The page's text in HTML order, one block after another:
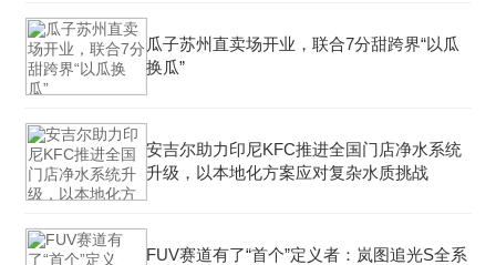
瓜子苏州直卖场开业，联合7分甜跨界“以瓜
换瓜”
安吉尔助力印尼KFC推进全国门店净水系统
升级，以本地化方案应对复杂水质挑战
FUV赛道有了“首个”定义者：岚图追光S全系